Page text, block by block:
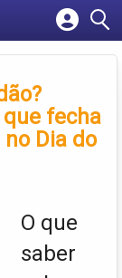
fecha
Dia do
O que
saber